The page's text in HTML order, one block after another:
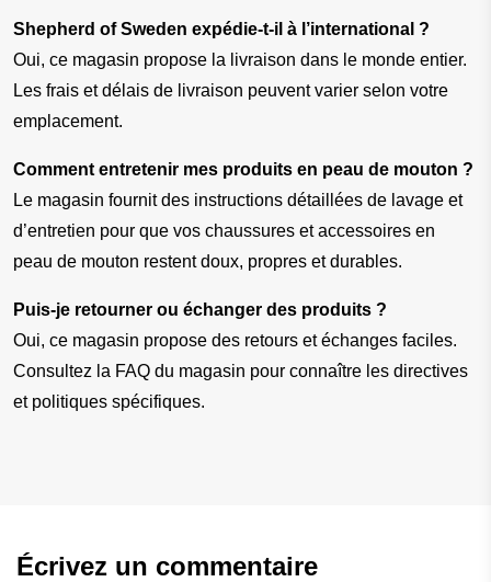
Shepherd of Sweden expédie-t-il à l’international ?
Oui, ce magasin propose la livraison dans le monde entier.
Les frais et délais de livraison peuvent varier selon votre
emplacement.
Comment entretenir mes produits en peau de mouton ?
Le magasin fournit des instructions détaillées de lavage et
d’entretien pour que vos chaussures et accessoires en
peau de mouton restent doux, propres et durables.
Puis-je retourner ou échanger des produits ?
Oui, ce magasin propose des retours et échanges faciles.
Consultez la FAQ du magasin pour connaître les directives
et politiques spécifiques.
Écrivez un commentaire